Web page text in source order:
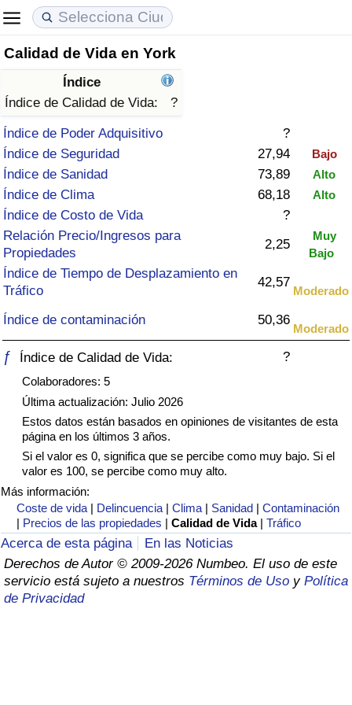
Calidad de Vida en York
Índice
Índice de Calidad de Vida:
?
Índice de Poder Adquisitivo
?
Índice de Seguridad
27,94 Bajo
Índice de Sanidad 73,89 Alto
Índice de Clima 68,18 Alto
Índice de Costo de Vida
?
Relación Precio/Ingresos para
Propiedades
2,25
Muy
Bajo
Índice de Tiempo de Desplazamiento en
Tráfico
42,57
Moderado
Índice de contaminación 50,36
Moderado
ƒ Índice de Calidad de Vida: ?
Colaboradores: 5
Última actualización: Julio 2026
Estos datos están basados en opiniones de visitantes de esta
página en los últimos 3 años.
Si el valor es 0, significa que se percibe como muy bajo. Si el
valor es 100, se percibe como muy alto.
Más información:
Coste de vida | Delincuencia |Clima | Sanidad |Contaminación
| Precios de las propiedades |Calidad de Vida |Tráfico
Acerca de esta página
En las Noticias
Derechos de Autor © 2009-2026 Numbeo. El uso de este
servicio está sujeto a nuestros Términos de Uso y Política
de Privacidad
Coste de vida
Índice de Costo de Vida (Actual)
Índice de Costo de Vida
Índice de costo de vida por país
en aqaba
Precios de las propiedades
Índice de Precios de Inmuebles (Actual)
Índice de Precios de Inmuebles
Índice de Precios de Inmuebles por País
Calidad de Vida
Índice de Calidad de Vida
Índice de Calidad de Vida (Actual)
Índice de calidad de vida por país
Delincuencia
Calificación del Índice de Criminalidad
(Actual)
Índice de Criminalidad
Índice de criminalidad por país
Sanidad
Índice de Sanidad (Actual)
Índice de Sanidad
Índice de Sanidad por País
Contaminación
Índice de Contaminación (Actual)